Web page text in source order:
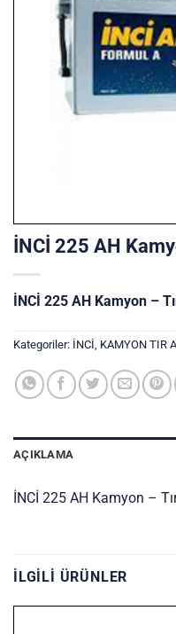
İNCİ 225 AH
İNCİ 225 AH Kamyon –
Kategoriler: İNCİ KAMYON TIR
AÇIKLAMA
İNCİ 225 AH Kamyon –
İLGILI ÜRÜNLER